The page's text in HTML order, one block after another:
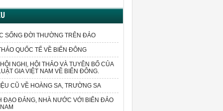
nhiệm kỳ 2026-2031.
SỐNG ĐỜI THƯỜNG TRÊN ĐẢO
QUỐC TẾ VỀ BIỂN ĐÔNG
NGHỊ, HỘI THẢO VÀ TUYÊN BỐ CỦA
GIA VIỆT NAM VỀ BIỂN ĐÔNG.
CŨ VỀ HOÀNG SA, TRƯỜNG SA
ĐẠO ĐẢNG, NHÀ NƯỚC VỚI BIỂN ĐẢO